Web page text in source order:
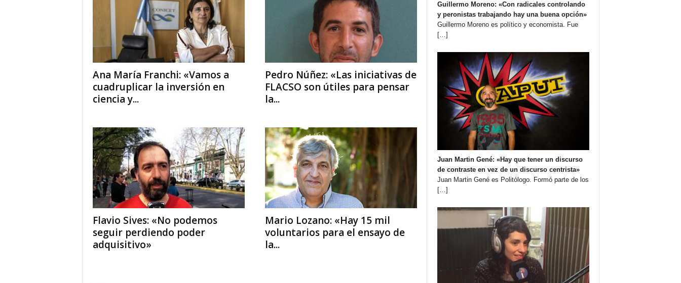
Ana María Franchi: «Vamos a
cuadruplicar la inversión en
ciencia y...
Pedro Núñez: «Las iniciativas de
FLACSO son útiles para pensar
la...
Flavio Sives: «No podemos
seguir perdiendo poder
adquisitivo»
Mario Lozano: «Hay 15 mil
voluntarios para el ensayo de
la...
Guillermo Moreno: «Con radicales controlando
y peronistas trabajando hay una buena opción»
Guillermo Moreno es político y economista. Fue
[…]
Juan Martin Gené: «Hay que tener un discurso
de contraste en vez de un discurso centrista»
Juan Martin Gené es Politólogo. Formó parte de los
[…]